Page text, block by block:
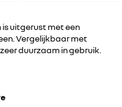
uitgerust met een
Vergelijkbaar met
duurzaam in gebruik.